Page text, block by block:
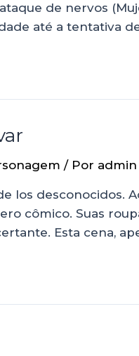
de nervos
até a tentativa
/ Por admin
los desconocidos.
cômico. Suas
Esta cena,